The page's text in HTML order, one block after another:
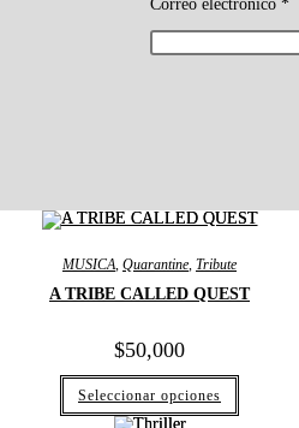
Correo electrónico *
MUSICA, Quarantine, Tribute
A TRIBE CALLED QUEST
$50,000
Seleccionar opciones